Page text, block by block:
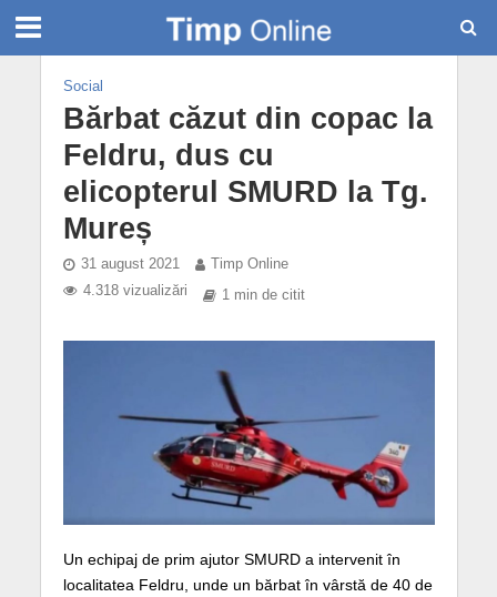
Social
Bărbat căzut din copac la
Feldru, dus cu
elicopterul SMURD la Tg.
Mureș
31 august 2021
Timp Online
4.318 vizualizări
1 min de citit
Un echipaj de prim ajutor SMURD a intervenit în
localitatea Feldru, unde un bărbat în vârstă de 40 de